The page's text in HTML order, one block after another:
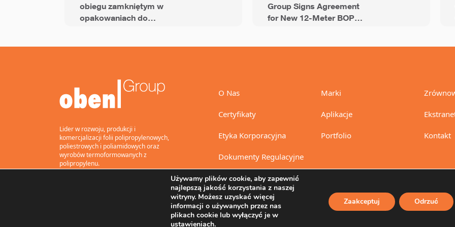
obiegu zamkniętym w
opakowaniach do
Group Signs Agreement
for New 12-Meter BOPP
Lider w rozwoju, produkcji i
komercjalizacji folii polipropylenowych,
poliestrowych i poliamidowych oraz
wyrobów termoformowanych z
polipropylenu.
O Nas
Certyfikaty
Etyka Korporacyjna
Dokumenty Regulacyjne
Marki
Aplikacje
Portfolio Kontakt
® 2024-2025 Oben Group. Wszelkie prawa zastrzeżone
Używamy plików cookie, aby zapewnić
najlepszą jakość korzystania z naszej
witryny. Możesz uzyskać więcej
informacji o używanych przez nas
plikach cookie lub wyłączyć je w
ustawieniach.
Zaakceptuj Odrzuć